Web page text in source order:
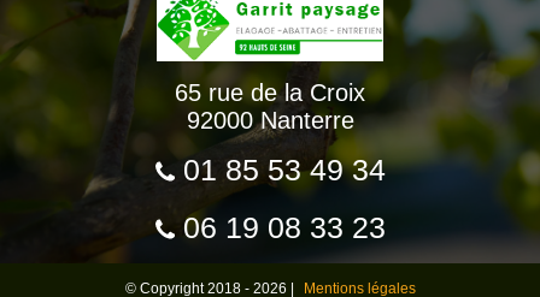
65 rue de la Croix
92000 Nanterre
01 85 53 49 34
06 19 08 33 23
© Copyright 2018 - 2026 | Mentions légales